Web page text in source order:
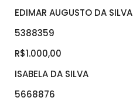
EDIMAR AUGUSTO DA SILVA
5388359
R$1.000,00
ISABELA DA SILVA
5668876